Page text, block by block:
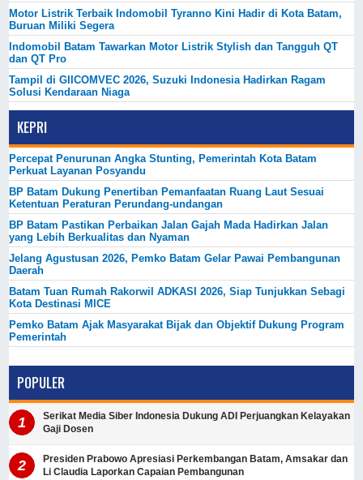
Motor Listrik Terbaik Indomobil Tyranno Kini Hadir di Kota Batam,
Buruan Miliki Segera
Indomobil Batam Tawarkan Motor Listrik Stylish dan Tangguh QT
dan QT Pro
Tampil di GIICOMVEC 2026, Suzuki Indonesia Hadirkan Ragam
Solusi Kendaraan Niaga
KEPRI
Percepat Penurunan Angka Stunting, Pemerintah Kota Batam
Perkuat Layanan Posyandu
BP Batam Dukung Penertiban Pemanfaatan Ruang Laut Sesuai
Ketentuan Peraturan Perundang-undangan
BP Batam Pastikan Perbaikan Jalan Gajah Mada Hadirkan Jalan
yang Lebih Berkualitas dan Nyaman
Jelang Agustusan 2026, Pemko Batam Gelar Pawai Pembangunan
Daerah
Batam Tuan Rumah Rakorwil ADKASI 2026, Siap Tunjukkan Sebagi
Kota Destinasi MICE
Pemko Batam Ajak Masyarakat Bijak dan Objektif Dukung Program
Pemerintah
POPULER
Serikat Media Siber Indonesia Dukung ADI Perjuangkan Kelayakan
Gaji Dosen
Presiden Prabowo Apresiasi Perkembangan Batam, Amsakar dan
Li Claudia Laporkan Capaian Pembangunan